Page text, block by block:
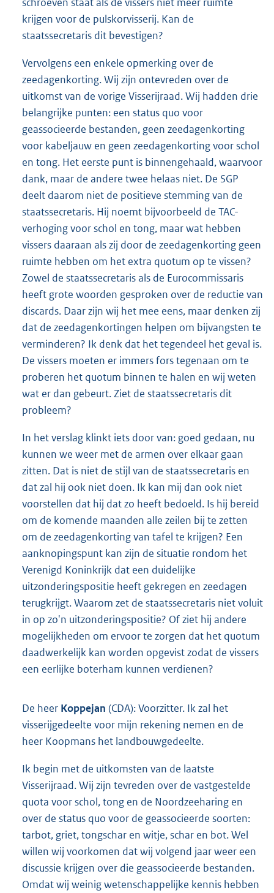
krijgen voor de pulskorvisserij. Kan de
staatssecretaris dit bevestigen?
Vervolgens een enkele opmerking over de
zeedagenkorting. Wij zijn ontevreden over de
uitkomst van de vorige Visserijraad. Wij hadden drie
belangrijke punten: een status quo voor
geassocieerde bestanden, geen zeedagenkorting
voor kabeljauw en geen zeedagenkorting voor schol
en tong. Het eerste punt is binnengehaald, waarvoor
dank, maar de andere twee helaas niet. De SGP
deelt daarom niet de positieve stemming van de
staatssecretaris. Hij noemt bijvoorbeeld de TAC-
verhoging voor schol en tong, maar wat hebben
vissers daaraan als zij door de zeedagenkorting geen
ruimte hebben om het extra quotum op te vissen?
Zowel de staatssecretaris als de Eurocommissaris
heeft grote woorden gesproken over de reductie van
discards. Daar zijn wij het mee eens, maar denken zij
dat de zeedagenkortingen helpen om bijvangsten te
verminderen? Ik denk dat het tegendeel het geval is.
De vissers moeten er immers fors tegenaan om te
proberen het quotum binnen te halen en wij weten
wat er dan gebeurt. Ziet de staatssecretaris dit
probleem?
In het verslag klinkt iets door van: goed gedaan, nu
kunnen we weer met de armen over elkaar gaan
zitten. Dat is niet de stijl van de staatssecretaris en
dat zal hij ook niet doen. Ik kan mij dan ook niet
voorstellen dat hij dat zo heeft bedoeld. Is hij bereid
om de komende maanden alle zeilen bij te zetten
om de zeedagenkorting van tafel te krijgen? Een
aanknopingspunt kan zijn de situatie rondom het
Verenigd Koninkrijk dat een duidelijke
uitzonderingspositie heeft gekregen en zeedagen
terugkrijgt. Waarom zet de staatssecretaris niet voluit
in op zo'n uitzonderingspositie? Of ziet hij andere
mogelijkheden om ervoor te zorgen dat het quotum
daadwerkelijk kan worden opgevist zodat de vissers
een eerlijke boterham kunnen verdienen?
De heer Koppejan (CDA): Voorzitter. Ik zal het
visserijgedeelte voor mijn rekening nemen en de
heer Koopmans het landbouwgedeelte.
Ik begin met de uitkomsten van de laatste
Visserijraad. Wij zijn tevreden over de vastgestelde
quota voor schol, tong en de Noordzeeharing en
over de status quo voor de geassocieerde soorten:
tarbot, griet, tongschar en witje, schar en bot. Wel
willen wij voorkomen dat wij volgend jaar weer een
discussie krijgen over die geassocieerde bestanden.
Omdat wij weinig wetenschappelijke kennis hebben